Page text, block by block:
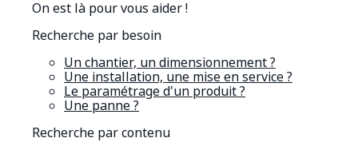
On est là pour vous aider !
Recherche par besoin
Un chantier, un dimensionnement ?
Une installation, une mise en service ?
Le paramétrage d'un produit ?
Une panne ?
Recherche par contenu